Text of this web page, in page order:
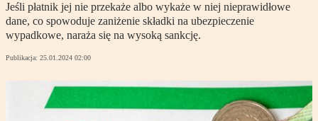
Jeśli płatnik jej nie przekaże albo wykaże w niej nieprawidłowe
dane, co spowoduje zaniżenie składki na ubezpieczenie
wypadkowe, naraża się na wysoką sankcję.
Publikacja: 25.01.2024 02:00